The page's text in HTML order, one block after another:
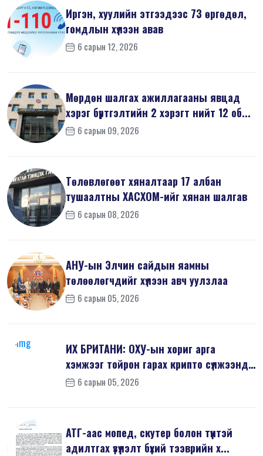
Иргэн, хуулийн этгээдээс 73 өргөдөл,
гомдлын хүлээн авав
6 сарын 12, 2026
Мөрдөн шалгах ажиллагааны явцад
хэрэг бүртгэлтийн 2 хэрэгт нийт 12 об...
6 сарын 09, 2026
Төлөвлөгөөт хяналтаар 17 албан
тушаалтны ХАСХОМ-ийг хянан шалгав
6 сарын 08, 2026
АНУ-ын Элчин сайдын яамны
төлөөлөгчдийг хүлээн авч уулзлаа
6 сарын 05, 2026
ИХ БРИТАНИ: ОХУ-ын хориг арга
хэмжээг тойрон гарах крипто сүлжээнд
хор...6 сарын 05, 2026
АТГ-аас мопед, скутер болон түүнтэй
адилтгах үзүүлэлт бүхий тээврийн х...